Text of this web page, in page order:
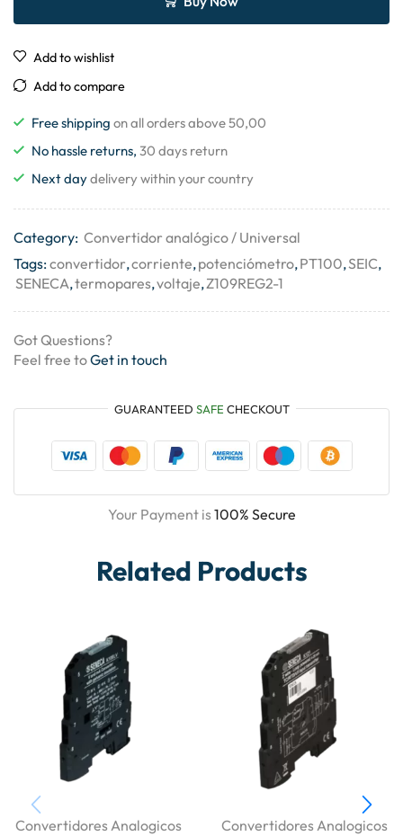
Add to wishlist
Add to compare
Free shipping on all orders above 50,00
No hassle returns, 30 days return
Next daydelivery within your country
Category: Convertidor analógico / Universal
Tags:convertidor,corriente,potenciómetro,PT100,SEIC,
SENECA,termopares,voltaje,Z109REG2-1
Got Questions?
Feel free toGet in touch
GUARANTEED SAFE CHECKOUT
Your Payment is100% Secure
Related Products
Convertidores Analogicos Convertidores Analogicos